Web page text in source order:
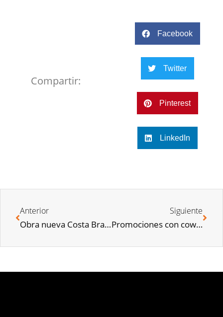
Compartir:
Facebook
Twitter
Pinterest
LinkedIn
Anterior
Obra nueva Costa Brava: promociones frente al mar
Siguiente
Promociones con coworking: el auge del trabajo remoto